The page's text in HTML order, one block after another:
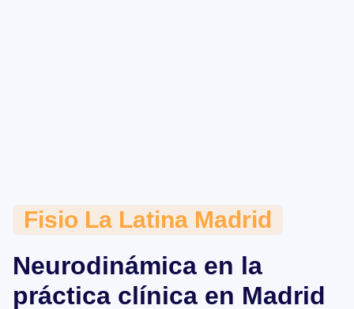
Fisio La Latina Madrid
Neurodinámica en la
práctica clínica en Madrid